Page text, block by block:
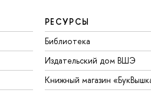
РЕСУРСЫ
Библиотека
Издательский дом ВШЭ
Книжный магазин